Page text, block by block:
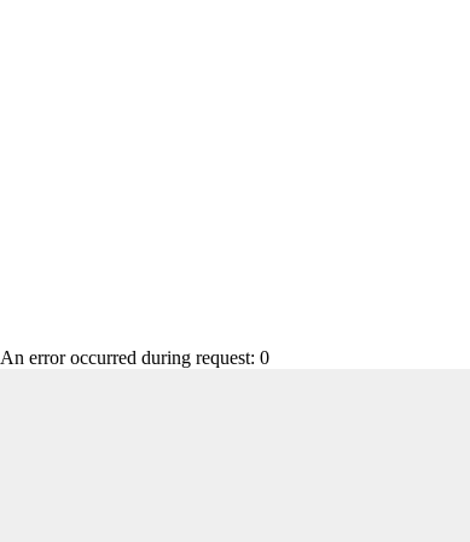
An error occurred during request: 0